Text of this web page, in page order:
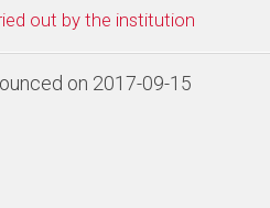
out by the institution
on 2017-09-15